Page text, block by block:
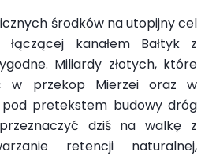
środków na utopijny cel
łączącej kanałem Bałtyk z
Miliardy złotych, które
w przekop Mierzei oraz w
pretekstem budowy dróg
dziś na walkę z
retencji naturalnej,